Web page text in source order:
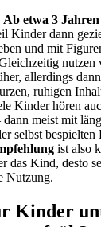
Ab etwa 3 Jahren
Kinder dann
und mit
nutzen
allerdings
ruhigen
Kinder hören
meist mit
selbst
ist also
das Kind, desto
Nutzung.
Kinder